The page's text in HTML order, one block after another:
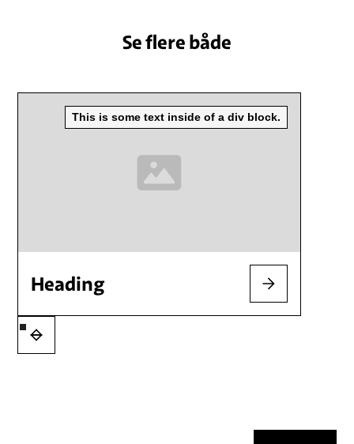
Se flere både
This is some text inside of a div block.
Heading